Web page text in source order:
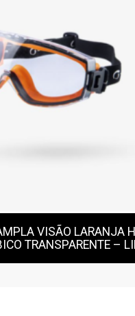
VISÃO LARANJA
TRANSPARENTE –